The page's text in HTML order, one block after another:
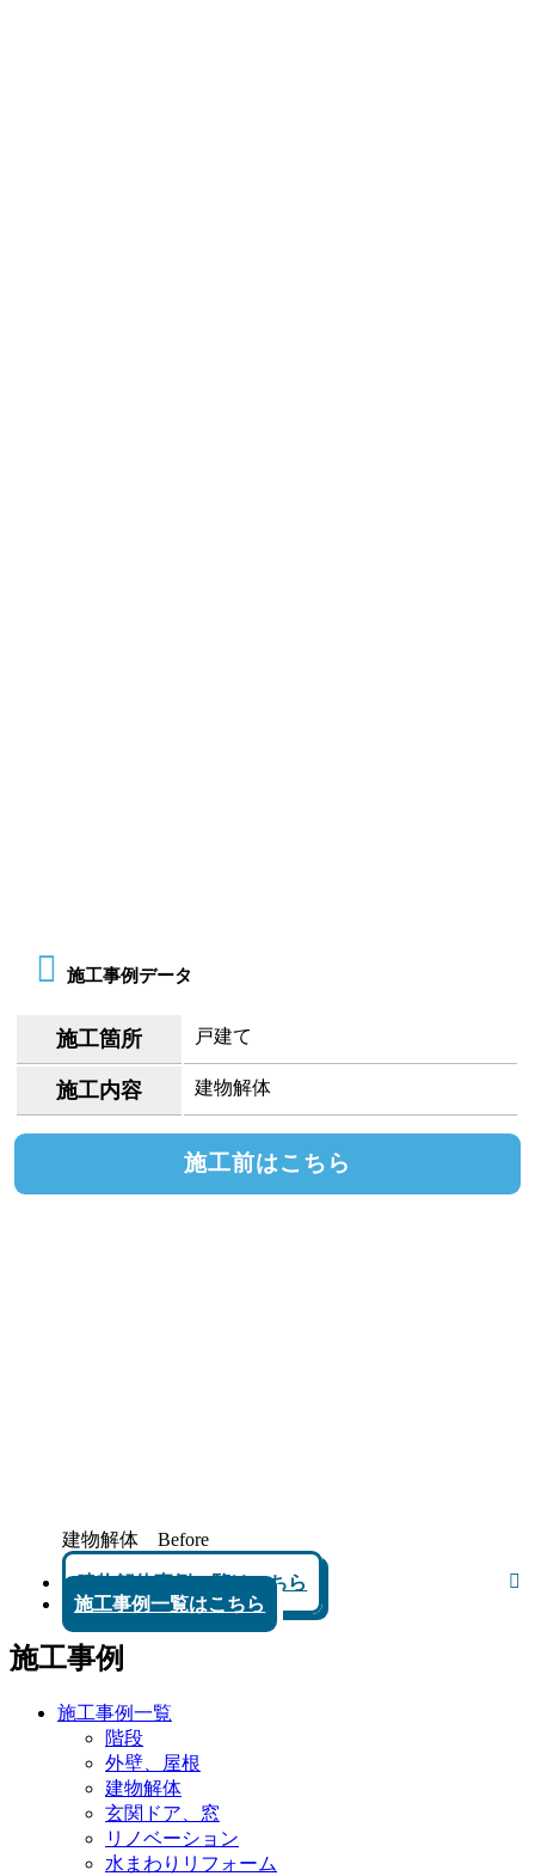
施工事例データ
施工箇所 戸建て
施工内容 建物解体
施工前はこちら
建物解体 Before
建物解体事例一覧はこちら
施工事例一覧はこちら
施工事例
施工事例一覧
階段
外壁、屋根
建物解体
玄関ドア、窓
リノベーション
水まわりリフォーム